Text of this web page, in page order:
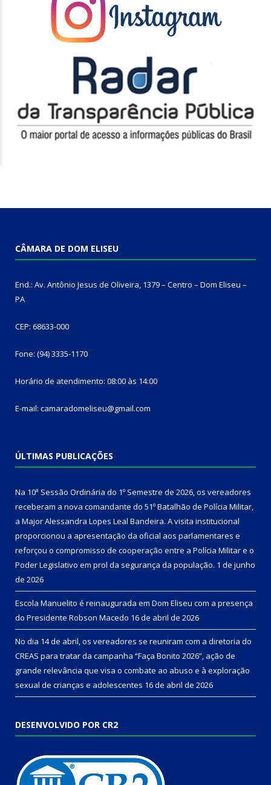
CÂMARA DE DOM ELISEU
End.: Av. Antônio Jesus de Oliveira, 1379 – Centro – Dom Eliseu –
PA
CEP: 68633-000
Fone: (94) 3335-1170
Horário de atendimento: 08:00 às 14:00
E-mail: camaradomeliseu@gmail.com
ÚLTIMAS PUBLICAÇÕES
Na 10ª Sessão Ordinária do 1º Semestre de 2026, os vereadores
receberam a nova comandante do 51º Batalhão de Polícia Militar,
a Major Alessandra Lopes Leal Bandeira. A visita institucional
proporcionou a apresentação da oficial aos parlamentares e
reforçou o compromisso de cooperação entre a Polícia Militar e o
Poder Legislativo em prol da segurança da população. 1 de junho
de 2026
Escola Manuelito é reinaugurada em Dom Eliseu com a presença
do Presidente Robson Macedo 16 de abril de 2026
No dia 14 de abril, os vereadores se reuniram com a diretoria do
CREAS para tratar da campanha “Faça Bonito 2026”, ação de
grande relevância que visa o combate ao abuso e à exploração
sexual de crianças e adolescentes 16 de abril de 2026
DESENVOLVIDO POR CR2